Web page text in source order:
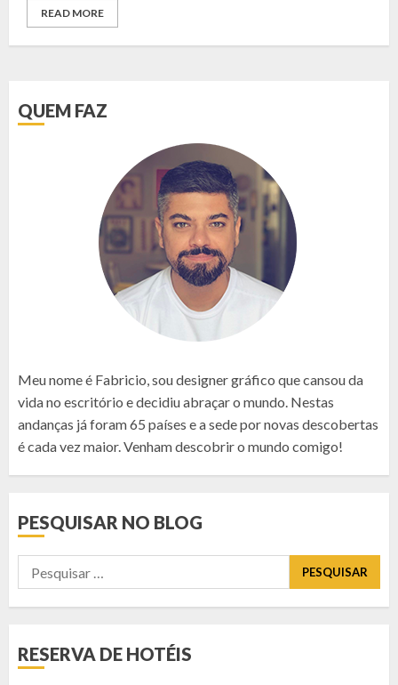
READ MORE
QUEM FAZ
Meu nome é Fabricio, sou designer gráfico que cansou da
vida no escritório e decidiu abraçar o mundo. Nestas
andanças já foram 65 países e a sede por novas descobertas
é cada vez maior. Venham descobrir o mundo comigo!
PESQUISAR NO BLOG
Pesquisar
por:
RESERVA DE HOTÉIS